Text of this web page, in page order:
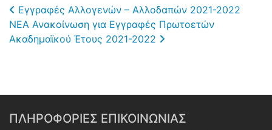
Post navigation
Εγγραφές Αλλογενών – Αλλοδαπών 2021-2022
ΝΕΑ Ανακοίνωση για Εγγραφές Πρωτοετών
Ακαδημαϊκού Έτους 2021-2022
ΠΛΗΡΟΦΟΡΙΕΣ ΕΠΙΚΟΙΝΩΝΙΑΣ